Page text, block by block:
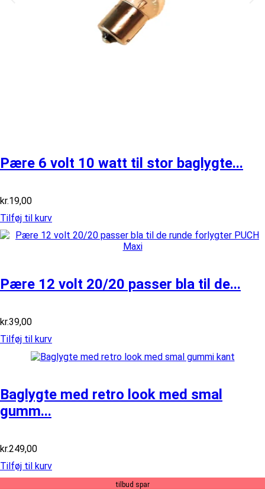
Pære 6 volt 10 watt til stor baglygte...
kr.19,00
Tilføj til kurv
Pære 12 volt 20/20 passer bla til de...
kr.39,00
Tilføj til kurv
Baglygte med retro look med smal
gumm...
kr.249,00
Tilføj til kurv
tilbud spar